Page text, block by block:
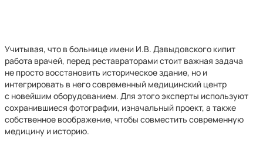
Учитывая, что в больнице имени И.В. Давыдовского кипит
работа врачей, перед реставраторами стоит важная задача
не просто восстановить историческое здание, но и
интегрировать в него современный медицинский центр
с новейшим оборудованием. Для этого эксперты используют
сохранившиеся фотографии, изначальный проект, а также
собственное воображение, чтобы совместить современную
медицину и историю.